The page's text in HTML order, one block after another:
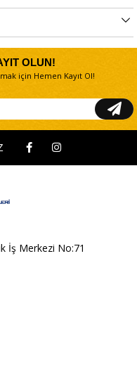
bulunmamaktadır. Yedek
bedelleri müşteriye aittir.
OLUN!
için Hemen Kayıt Ol!
İş Merkezi No:71